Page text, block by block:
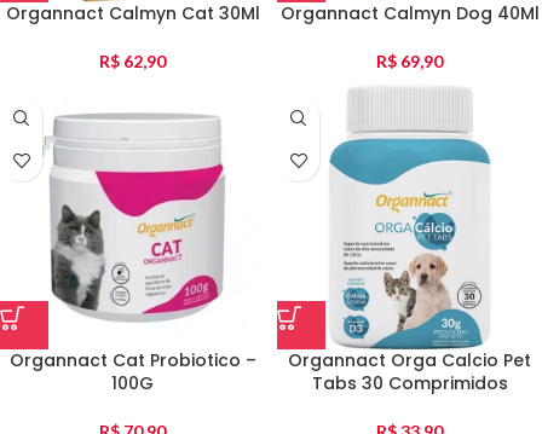
Organnact Calmyn Cat 30Ml
R$ 62,90
Organnact Calmyn Dog 40Ml
R$ 69,90
Organnact Cat Probiotico –
100G
Organnact Orga Calcio Pet
Tabs 30 Comprimidos